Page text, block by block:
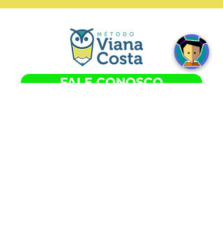
FALE CONOSCO